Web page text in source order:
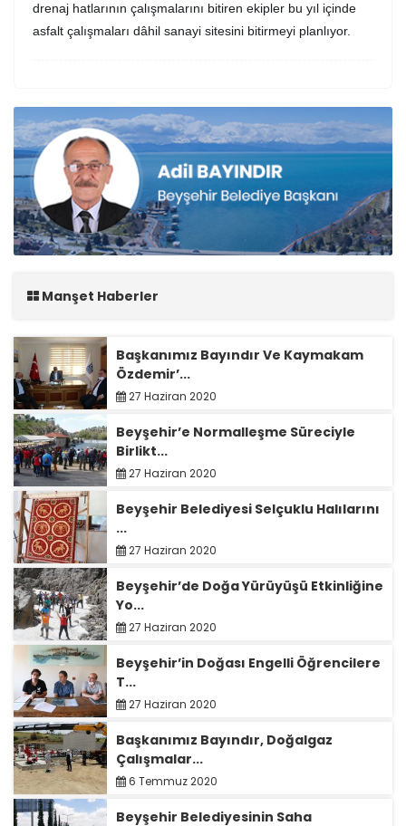
drenaj hatlarının çalışmalarını bitiren ekipler bu yıl içinde
asfalt çalışmaları dâhil sanayi sitesini bitirmeyi planlıyor.
Manşet Haberler
Başkanımız Bayındır Ve Kaymakam
Özdemir’...
27 Haziran 2020
Beyşehir’e Normalleşme Süreciyle
Birlikt...
27 Haziran 2020
Beyşehir Belediyesi Selçuklu Halılarını
...
27 Haziran 2020
Beyşehir’de Doğa Yürüyüşü Etkinliğine
Yo...
27 Haziran 2020
Beyşehir’in Doğası Engelli Öğrencilere
T...
27 Haziran 2020
Başkanımız Bayındır, Doğalgaz
Çalışmalar...
6 Temmuz 2020
Beyşehir Belediyesinin Saha